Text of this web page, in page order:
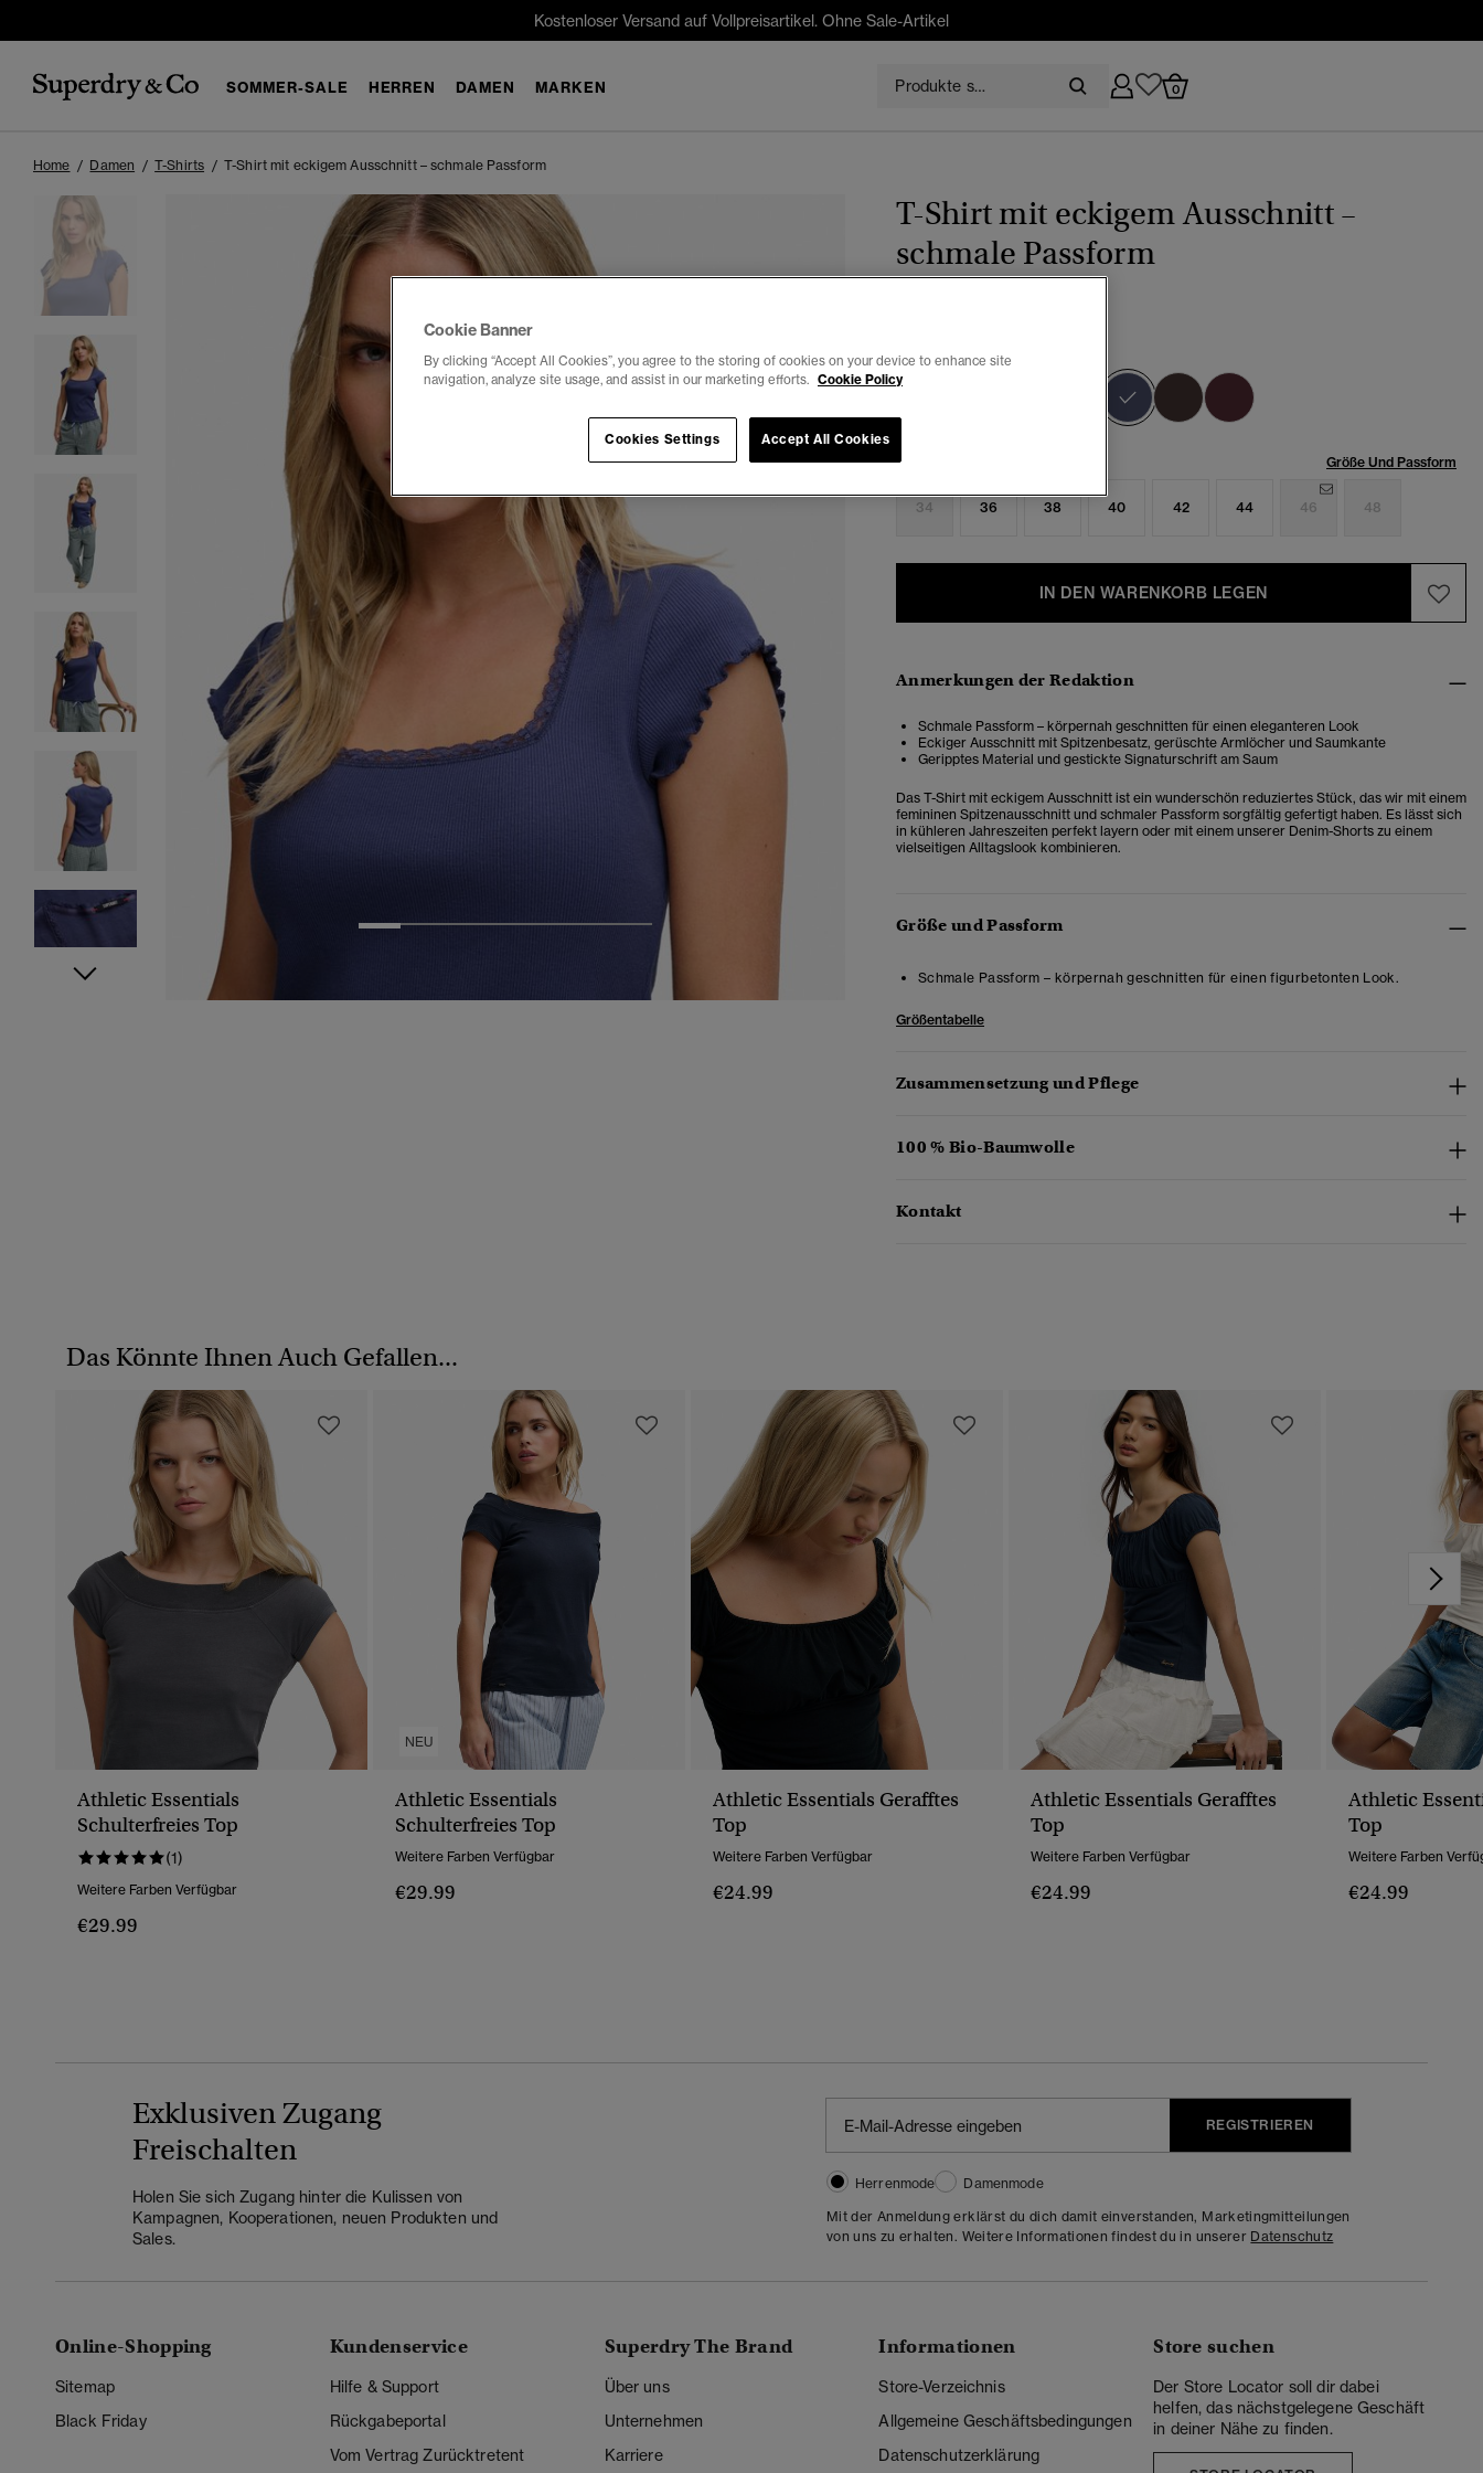
Kostenloser Versand auf Vollpreisartikel. Ohne Sale-Artikel
SOMMER-SALE HERREN DAMEN MARKEN 0
Home Damen T-Shirts T-Shirt mit eckigem Ausschnitt – schmale Passform
T-Shirt mit eckigem Ausschnitt –
schmale Passform
Farbe:mariner marineblau
Ausgewählt
Auswählen Größe: Größe Und Passform
34 36 38 40 42 44 46 48
IN DEN WARENKORB LEGEN
Anmerkungen der Redaktion
Schmale Passform – körpernah geschnitten für einen eleganteren Look
Eckiger Ausschnitt mit Spitzenbesatz, gerüschte Armlöcher und Saumkante
Geripptes Material und gestickte Signaturschrift am Saum
Das T-Shirt mit eckigem Ausschnitt ist ein wunderschön reduziertes Stück, das wir mit einem
femininen Spitzenausschnitt und schmaler Passform sorgfältig gefertigt haben. Es lässt sich
in kühleren Jahreszeiten perfekt layern oder mit einem unserer Denim-Shorts zu einem
vielseitigen Alltagslook kombinieren.
Größe und Passform
Schmale Passform – körpernah geschnitten für einen figurbetonten Look.
Größentabelle
Zusammensetzung und Pflege
100 % Bio-Baumwolle
Kontakt
Das Könnte Ihnen Auch Gefallen...
Athletic Essentials
Schulterfreies Top
(1)
Weitere Farben Verfügbar
€29.99
NEU
Athletic Essentials
Schulterfreies Top
Weitere Farben Verfügbar
€29.99
Athletic Essentials Gerafftes
Top
Weitere Farben Verfügbar
€24.99
Athletic Essentials Gerafftes
Top
Weitere Farben Verfügbar
€24.99
Athletic
Top
Weitere Farben
€24.99
Exklusiven Zugang
Freischalten
Holen Sie sich Zugang hinter die Kulissen von
Kampagnen, Kooperationen, neuen Produkten und
Sales.
REGISTRIEREN
Herrenmode
Damenmode
Mit der Anmeldung erklärst du dich damit einverstanden, Marketingmitteilungen
von uns zu erhalten. Weitere Informationen findest du in unserer Datenschutz
Online-Shopping
Sitemap
Black Friday
Kundenservice
Hilfe & Support
Rückgabeportal
Vom Vertrag Zurücktretent
Superdry The Brand
Über uns
Unternehmen
Karriere
Informationen
Store-Verzeichnis
Allgemeine Geschäftsbedingungen
Datenschutzerklärung
Store suchen
Der Store Locator soll dir dabei
helfen, das nächstgelegene Geschäft
in deiner Nähe zu finden.
Cookie Banner
By clicking “Accept All Cookies”, you agree to the storing of cookies on your device to enhance site
navigation, analyze site usage, and assist in our marketing efforts. Cookie Policy
Accept All Cookies
Cookies Settings